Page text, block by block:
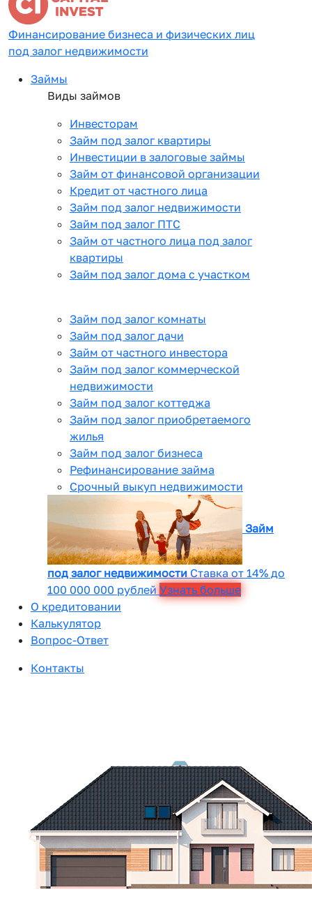
Финансирование бизнеса и физических лиц
под залог недвижимости
Займы
Виды займов
Инвесторам
Займ под залог квартиры
Инвестиции в залоговые займы
Займ от финансовой организации
Кредит от частного лица
Займ под залог недвижимости
Займ под залог ПТС
Займ от частного лица под залог
квартиры
Займ под залог дома с участком
Займ под залог комнаты
Займ под залог дачи
Займ от частного инвестора
Займ под залог коммерческой
недвижимости
Займ под залог коттеджа
Займ под залог приобретаемого
жилья
Займ под залог бизнеса
Рефинансирование займа
Срочный выкуп недвижимости
Займ
под залог недвижимости Ставка от 14% до
100 000 000 рублей Узнать больше
О кредитовании
Калькулятор
Вопрос-Ответ
Контакты